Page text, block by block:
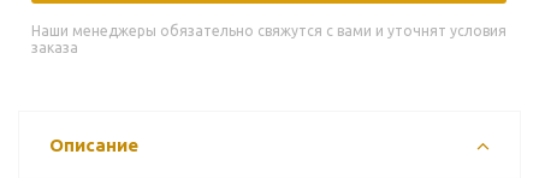
Наши менеджеры обязательно свяжутся с вами и уточнят условия
заказа
Описание